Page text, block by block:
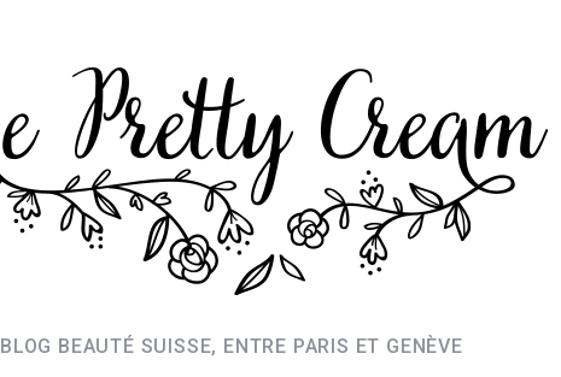
BLOG BEAUTÉ SUISSE, ENTRE PARIS ET GENÈVE